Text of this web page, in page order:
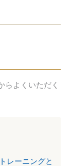
らよくいただく
トレーニングと